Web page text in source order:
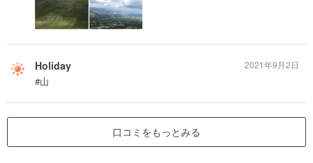
Holiday
#山
2021年9月2日
口コミをもっとみる